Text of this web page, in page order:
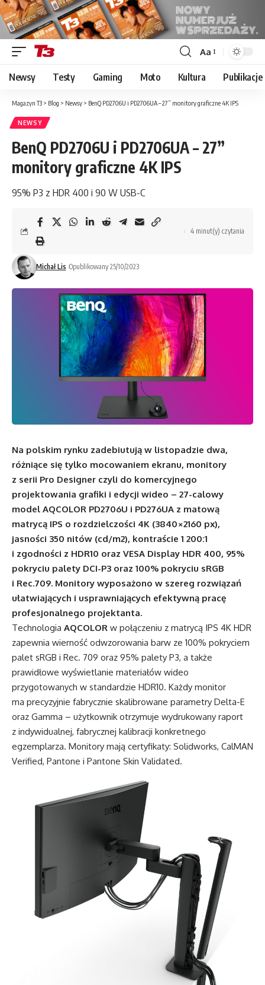
Font
Resizer
Aa
Newsy Testy Gaming Moto Kultura Publikacje
Magazyn T3 > Blog > Newsy > BenQ PD2706U i PD2706UA – 27” monitory graficzne 4K IPS
NEWSY
BenQ PD2706U i PD2706UA – 27”
monitory graficzne 4K IPS
95% P3 z HDR 400 i 90 W USB-C
Michał Lis Opublikowany 25/10/2023
4 minut(y) czytania
Na polskim rynku zadebiutują w listopadzie dwa,
różniące się tylko mocowaniem ekranu, monitory
z serii Pro Designer czyli do komercyjnego
projektowania grafiki i edycji wideo – 27-calowy
model AQCOLOR PD2706U i PD276UA z matową
matrycą IPS o rozdzielczości 4K (3840×2160 px),
jasności 350 nitów (cd/m2), kontraście 1 200:1
i zgodności z HDR10 oraz VESA Display HDR 400, 95%
pokryciu palety DCI-P3 oraz 100% pokryciu sRGB
i Rec.709. Monitory wyposażono w szereg rozwiązań
ułatwiających i usprawniających efektywną pracę
profesjonalnego projektanta.
Technologia AQCOLOR w połączeniu z matrycą IPS 4K HDR
zapewnia wierność odwzorowania barw ze 100% pokryciem
palet sRGB i Rec. 709 oraz 95% palety P3, a także
prawidłowe wyświetlanie materiałów wideo
przygotowanych w standardzie HDR10. Każdy monitor
ma precyzyjnie fabrycznie skalibrowane parametry Delta-E
oraz Gamma – użytkownik otrzymuje wydrukowany raport
z indywidualnej, fabrycznej kalibracji konkretnego
egzemplarza. Monitory mają certyfikaty: Solidworks, CalMAN
Verified, Pantone i Pantone Skin Validated.